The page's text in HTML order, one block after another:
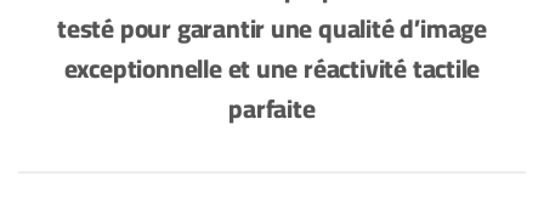
testé pour garantir une qualité d’image
exceptionnelle et une réactivité tactile
parfaite